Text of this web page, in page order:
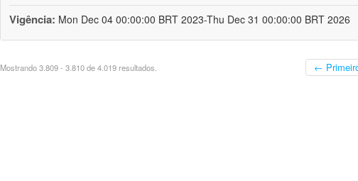
Vigência: Mon Dec 04 00:00:00 BRT 2023-Thu Dec 31 00:00:00 BRT 2026
Mostrando 3.809 - 3.810 de 4.019 resultados. ←